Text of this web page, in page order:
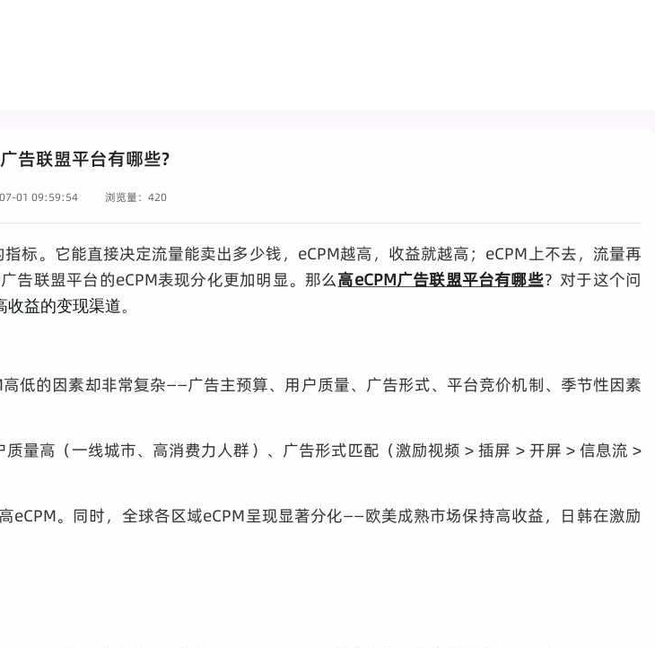
告联盟平台有哪些?
01 09:59:54 浏览量：420
标。它能直接决定流量能卖出多少钱，eCPM越高，收益就越高；eCPM上不去，流量再
告联盟平台的eCPM表现分化更加明显。那么高eCPM广告联盟平台有哪些？对于这个问
益的变现渠道。
低的因素却非常复杂——广告主预算、用户质量、广告形式、平台竞价机制、季节性因素
量高（一线城市、高消费力人群）、广告形式匹配（激励视频 > 插屏 > 开屏 > 信息流 >
。同时，全球各区域eCPM呈现显著分化——欧美成熟市场保持高收益，日韩在激励